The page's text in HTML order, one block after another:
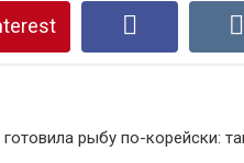
рыбу по-корейски: